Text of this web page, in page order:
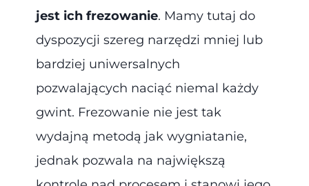
jest ich frezowanie. Mamy tutaj do
dyspozycji szereg narzędzi mniej lub
bardziej uniwersalnych
pozwalających naciąć niemal każdy
gwint. Frezowanie nie jest tak
wydajną metodą jak wygniatanie,
jednak pozwala na największą